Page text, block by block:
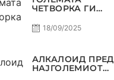
ЧЕТВОРКА ГИ
КОПЈАТА
18/09/2025
АЛКАЛОИД ПРЕД
НАЈГОЛЕМИОТ